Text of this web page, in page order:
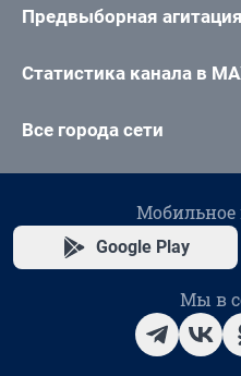
Предвыборная агитация
Статистика канала в
Все города сети
Google Play
Мы в